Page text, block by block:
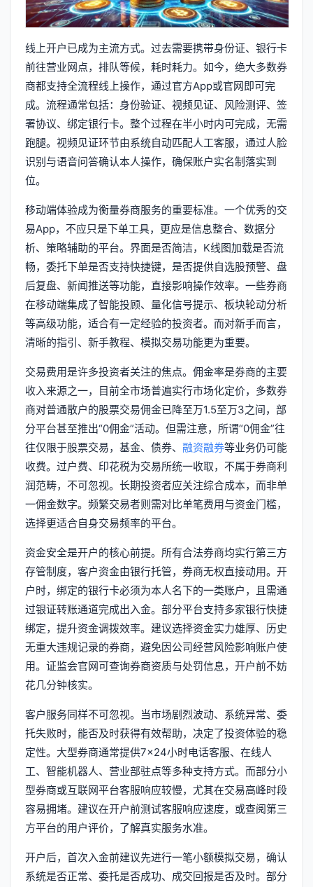
线上开户已成为主流方式。过去需要携带身份证、银行卡
前往营业网点，排队等候，耗时耗力。如今，绝大多数券
商都支持全流程线上操作，通过官方App或官网即可完
成。流程通常包括：身份验证、视频见证、风险测评、签
署协议、绑定银行卡。整个过程在半小时内可完成，无需
跑腿。视频见证环节由系统自动匹配人工客服，通过人脸
识别与语音问答确认本人操作，确保账户实名制落实到
位。
移动端体验成为衡量券商服务的重要标准。一个优秀的交
易App，不应只是下单工具，更应是信息整合、数据分
析、策略辅助的平台。界面是否简洁，K线图加载是否流
畅，委托下单是否支持快捷键，是否提供自选股预警、盘
后复盘、新闻推送等功能，直接影响操作效率。一些券商
在移动端集成了智能投顾、量化信号提示、板块轮动分析
等高级功能，适合有一定经验的投资者。而对新手而言，
清晰的指引、新手教程、模拟交易功能更为重要。
交易费用是许多投资者关注的焦点。佣金率是券商的主要
收入来源之一，目前全市场普遍实行市场化定价，多数券
商对普通散户的股票交易佣金已降至万1.5至万3之间，部
分平台甚至推出“0佣金”活动。但需注意，所谓“0佣金”往
往仅限于股票交易，基金、债券、 融资融券等业务仍可能
收费。过户费、印花税为交易所统一收取，不属于券商利
润范畴，不可忽视。长期投资者应关注综合成本，而非单
一佣金数字。频繁交易者则需对比单笔费用与资金门槛，
选择更适合自身交易频率的平台。
资金安全是开户的核心前提。所有合法券商均实行第三方
存管制度，客户资金由银行托管，券商无权直接动用。开
户时，绑定的银行卡必须为本人名下的一类账户，且需通
过银证转账通道完成出入金。部分平台支持多家银行快捷
绑定，提升资金调拨效率。建议选择资金实力雄厚、历史
无重大违规记录的券商，避免因公司经营风险影响账户使
用。证监会官网可查询券商资质与处罚信息，开户前不妨
花几分钟核实。
客户服务同样不可忽视。当市场剧烈波动、系统异常、委
托失败时，能否及时获得有效帮助，决定了投资体验的稳
定性。大型券商通常提供7×24小时电话客服、在线人
工、智能机器人、营业部驻点等多种支持方式。而部分小
型券商或互联网平台客服响应较慢，尤其在交易高峰时段
容易拥堵。建议在开户前测试客服响应速度，或查阅第三
方平台的用户评价，了解真实服务水准。
开户后，首次入金前建议先进行一笔小额模拟交易，确认
系统是否正常、委托是否成功、成交回报是否及时。部分